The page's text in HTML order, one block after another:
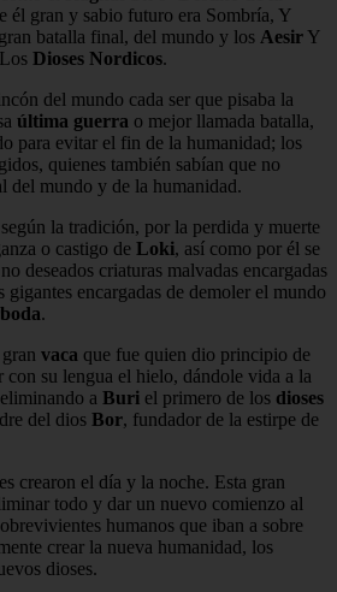
él gran y sabio futuro era Sombría, Y
batalla final, del mundo y los Aesir Y
Dioses Nordicos.
del mundo cada ser que pisaba la
última guerra o mejor llamada batalla,
para evitar el fin de la humanidad; los
quienes también sabían que no
del mundo y de la humanidad.
la tradición, por la perdida y muerte
o castigo de Loki, así como por él se
deseados criaturas malvadas encargadas
gigantes encargadas de demoler el mundo
.
vaca que fue quien dio principio de
con su lengua el hielo, dándole vida a la
a Buri el primero de los dioses
del dios Bor, fundador de la estirpe de
crearon el día y la noche. Esta gran
todo y dar un nuevo comienzo al
humanos que iban a sobre
crear la nueva humanidad, los
dioses.